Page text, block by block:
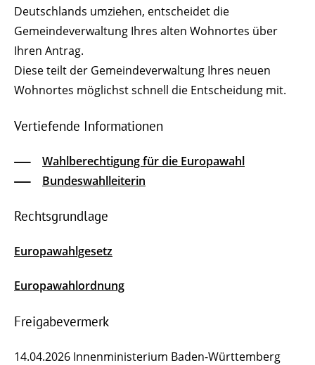
Deutschlands umziehen, entscheidet die
Gemeindeverwaltung Ihres alten Wohnortes über
Ihren Antrag.
Diese teilt der Gemeindeverwaltung Ihres neuen
Wohnortes möglichst schnell die Entscheidung mit.
Vertiefende Informationen
Wahlberechtigung für die Europawahl
Bundeswahlleiterin
Rechtsgrundlage
Europawahlgesetz
Europawahlordnung
Freigabevermerk
14.04.2026 Innenministerium Baden-Württemberg